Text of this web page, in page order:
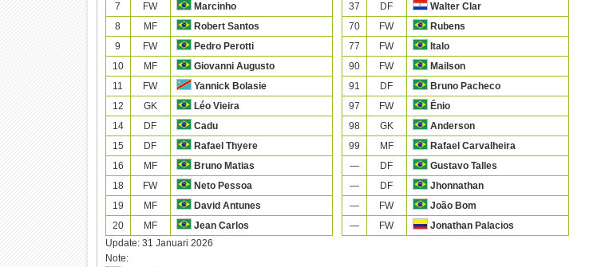
7
FW
Marcinho
8
MF
Robert Santos
9
FW
Pedro Perotti
10
MF
Giovanni Augusto
11
FW
Yannick Bolasie
12
GK
Léo Vieira
14
DF
Cadu
15
DF
Rafael Thyere
16
MF
Bruno Matias
18
FW
Neto Pessoa
19
MF
David Antunes
20
MF Jean Carlos
37
DF
Walter Clar
70
FW
Rubens
77
FW
Italo
90
FW
Mailson
91
DF
Bruno Pacheco
97
FW
Ênio
98
GK
Anderson
99
MF
Rafael Carvalheira
—
DF
Gustavo Talles
—
DF
Jhonnathan
—
FW
João Bom
—
FW
Jonathan Palacios
Update: 31 Januari 2026
Note: